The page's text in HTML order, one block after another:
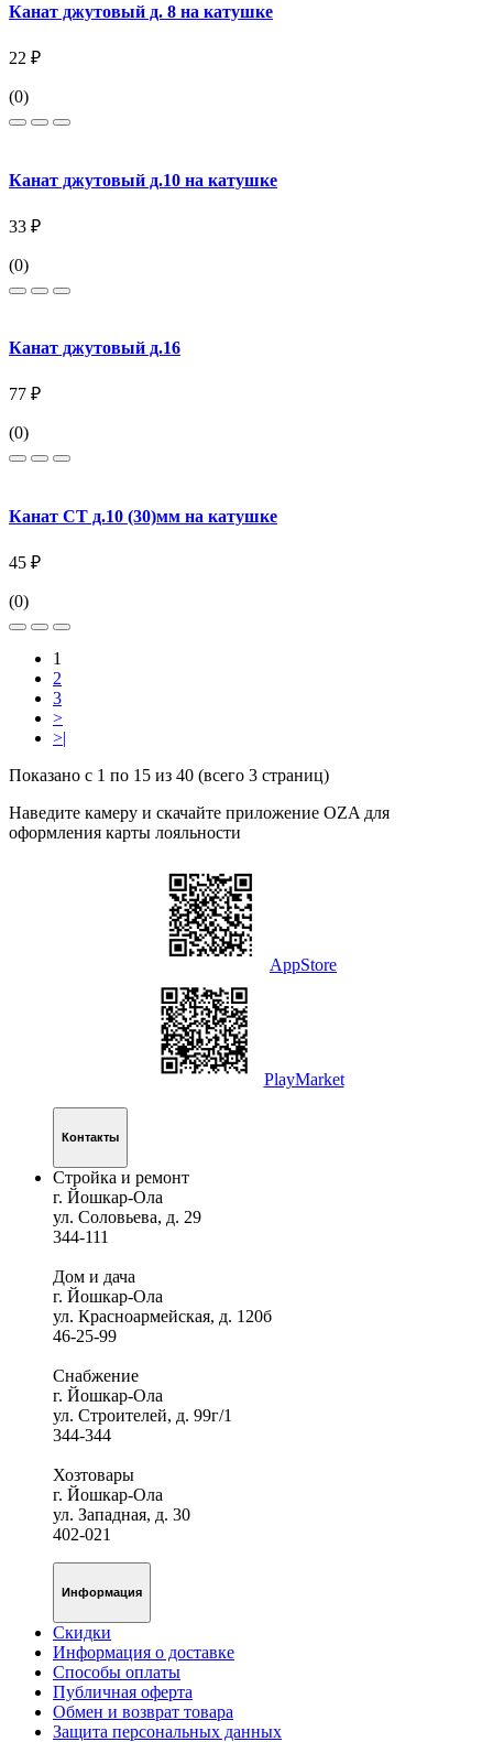
Канат джутовый д. 8 на катушке
22 ₽
(0)
Канат джутовый д.10 на катушке
33 ₽
(0)
Канат джутовый д.16
77 ₽
(0)
Канат СТ д.10 (30)мм на катушке
45 ₽
(0)
1
2
3
>
>|
Показано с 1 по 15 из 40 (всего 3 страниц)
Наведите камеру и скачайте приложение OZA для
оформления карты лояльности
AppStore
PlayMarket
Контакты
Стройка и ремонт
г. Йошкар-Ола
ул. Соловьева, д. 29
344-111
Дом и дача
г. Йошкар-Ола
ул. Красноармейская, д. 120б
46-25-99
Снабжение
г. Йошкар-Ола
ул. Строителей, д. 99г/1
344-344
Хозтовары
г. Йошкар-Ола
ул. Западная, д. 30
402-021
Информация
Скидки
Информация о доставке
Способы оплаты
Публичная оферта
Обмен и возврат товара
Защита персональных данных